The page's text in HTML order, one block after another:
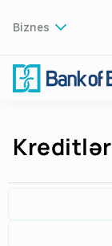
Biznes
Kreditlər